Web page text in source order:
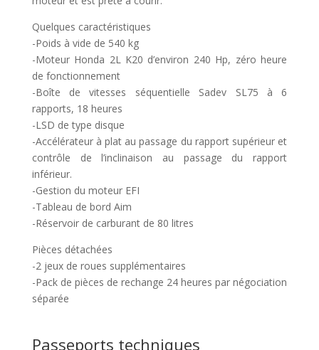
Quelques caractéristiques
-Poids à vide de 540 kg
-Moteur Honda 2L K20 d’environ 240 Hp, zéro heure
de fonctionnement
-Boîte de vitesses séquentielle Sadev SL75 à 6
rapports, 18 heures
-LSD de type disque
-Accélérateur à plat au passage du rapport supérieur et
contrôle de l’inclinaison au passage du rapport
inférieur.
-Gestion du moteur EFI
-Tableau de bord Aim
-Réservoir de carburant de 80 litres
Pièces détachées
-2 jeux de roues supplémentaires
-Pack de pièces de rechange 24 heures par négociation
séparée
Passeports techniques